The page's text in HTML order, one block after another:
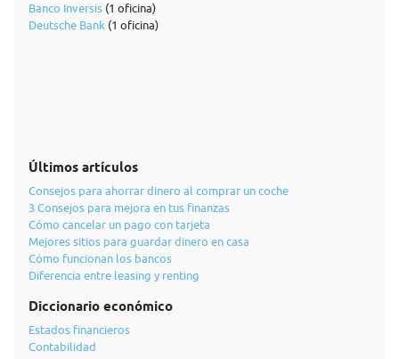
Banco Inversis (1 oficina)
Deutsche Bank (1 oficina)
Últimos artículos
Consejos para ahorrar dinero al comprar un coche
3 Consejos para mejora en tus finanzas
Cómo cancelar un pago con tarjeta
Mejores sitios para guardar dinero en casa
Cómo funcionan los bancos
Diferencia entre leasing y renting
Diccionario económico
Estados financieros
Contabilidad